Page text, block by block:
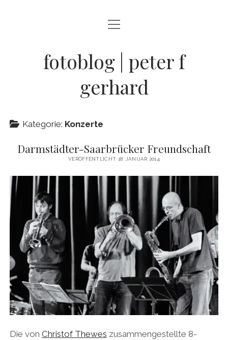
BLOG
JAZZ LIVE !
ZEN MOMENTE
INFO Menü
öffnen
DATENSCHUTZ
KONTAKT
ARCHIV
instagram
Menü
öffnen
fotoblog | peter f
gerhard
Kategorie: Konzerte
Darmstädter-Saarbrücker Freundschaft
VERÖFFENTLICHT 18. JANUAR 2014
Die von Christof Thewes zusammengestellte 8-